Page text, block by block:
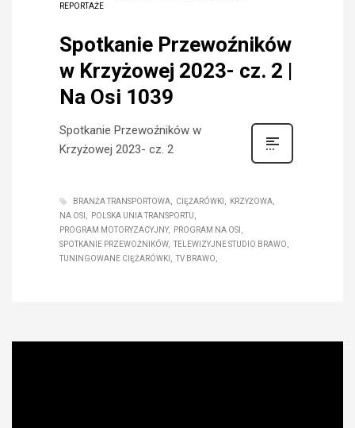
REPORTAŻE
Spotkanie Przewoźników
w Krzyżowej 2023- cz. 2 |
Na Osi 1039
Spotkanie Przewoźników w
Krzyżowej 2023- cz. 2
BRANŻA TRANSPORTOWA CIĘŻARÓWKI
KRZYŻOWA
NA OSI
POLSKA UNIA TRANSPORTU
PROGRAM MOTORYZACYJNY
PROGRAM NA OSI
SPOTKANIE PRZEWOŹNIKÓW
TELEWIZYJNE STUDIO BRAWO
TUNINGOWANE CIĘŻARÓWKI
TV BRAWO